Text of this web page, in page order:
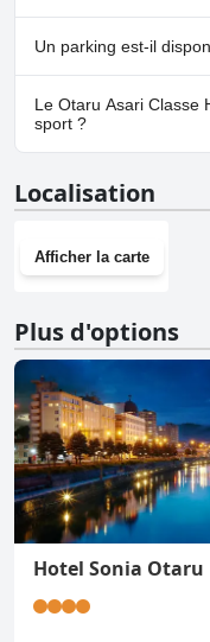
Non, Otaru Asari
Un parking est-il
Oui, un parking est
Le Otaru Asari Classe
sport ?
Localisation
Afficher la carte
Plus d'options
Hotel Sonia Otaru